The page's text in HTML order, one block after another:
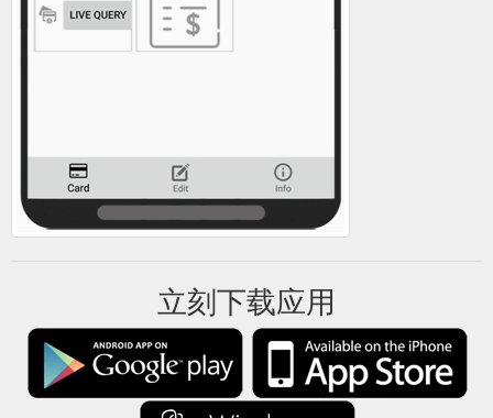
Gutschein Schwerin
Sie können unsere Gutscheine schnell
und einfach online bestellen. Der Gutschein wird Ihnen dann
Restaurant-Gutschein - Die genussvolle & ausgefallene ...
Besondere und ausgefallene Geschenkideen. Verschenken
Sie online Geschenk-Gutscheine für über 1500 Restaurants
Restaurant Gutscheine online verschenken
Restaurant. Vielleicht waren Sie ja schon einmal zum Essen in
einem unserer Partner-Restaurants und empfanden den
Restaurantbesuch als äusserst Empfehlenswert! Dann
verschenken Sie doch einen Restaurantgutschein für das
Restaurant - und teilen somit die positiven Erlebnisse mit
立刻下载应用